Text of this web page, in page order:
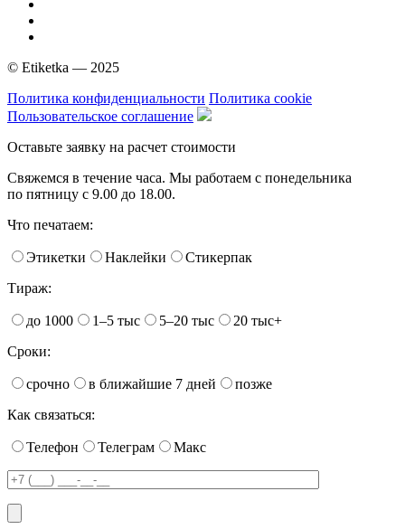
© Etiketka — 2025
Политика конфиденциальности Политика cookie
Пользовательское соглашение
Оставьте заявку на расчет стоимости
Свяжемся в течение часа. Мы работаем с понедельника
по пятницу с 9.00 до 18.00.
Что печатаем:
Этикетки Наклейки
Стикерпак
Тираж:
до 1000 1–5 тыс 5–20 тыс
20 тыс+
Сроки:
срочно в ближайшие 7 дней
позже
Как связаться:
Телефон Телеграм Макс